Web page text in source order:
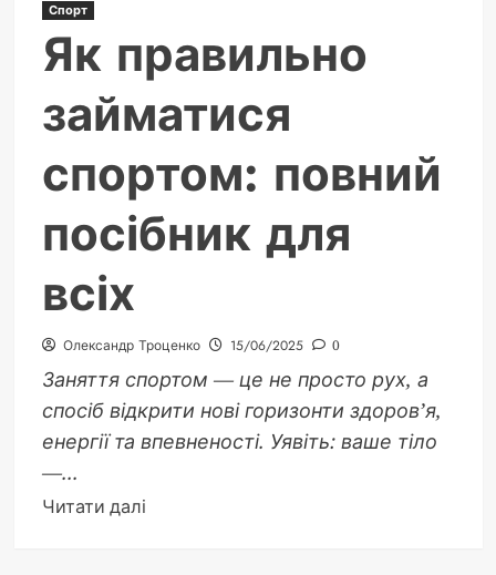
Спорт
Як правильно
займатися
спортом: повний
посібник для
всіх
Олександр Троценко 15/06/2025 0
Заняття спортом — це не просто рух, а
спосіб відкрити нові горизонти здоров’я,
енергії та впевненості. Уявіть: ваше тіло
—...
Читати даліДокладніше